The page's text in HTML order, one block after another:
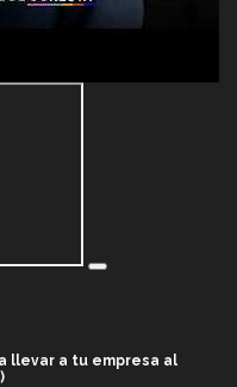
llevar a tu empresa al